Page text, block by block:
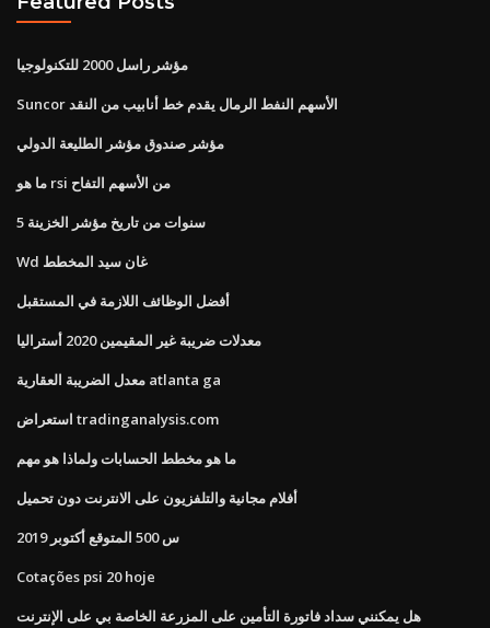
مؤشر راسل 2000 للتكنولوجيا
Suncor الأسهم النفط الرمال يقدم خط أنابيب من النقد
مؤشر صندوق مؤشر الطليعة الدولي
ما هو rsi من الأسهم التفاح
5 سنوات من تاريخ مؤشر الخزينة
Wd غان سيد المخطط
أفضل الوظائف اللازمة في المستقبل
معدلات ضريبة غير المقيمين 2020 أستراليا
معدل الضريبة العقارية atlanta ga
استعراض tradinganalysis.com
ما هو مخطط الحسابات ولماذا هو مهم
أفلام مجانية والتلفزيون على الانترنت دون تحميل
س 500 المتوقع أكتوبر 2019
Cotações psi 20 hoje
هل يمكنني سداد فاتورة التأمين على المزرعة الخاصة بي على الإنترنت